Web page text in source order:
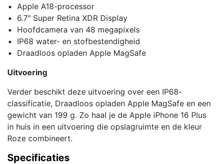
Apple A18-processor
6.7" Super Retina XDR Display
Hoofdcamera van 48 megapixels
IP68 water- en stofbestendigheid
Draadloos opladen Apple MagSafe
Uitvoering
Verder beschikt deze uitvoering over een IP68-
classificatie, Draadloos opladen Apple MagSafe en een
gewicht van 199 g. Zo haal je de Apple iPhone 16 Plus
in huis in een uitvoering die opslagruimte en de kleur
Roze combineert.
Specificaties